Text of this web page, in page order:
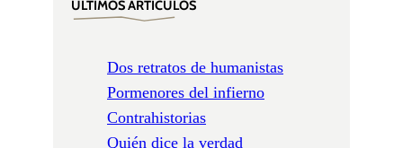
ÚLTIMOS ARTÍCULOS
Dos retratos de humanistas
Pormenores del infierno
Contrahistorias
Quién dice la verdad